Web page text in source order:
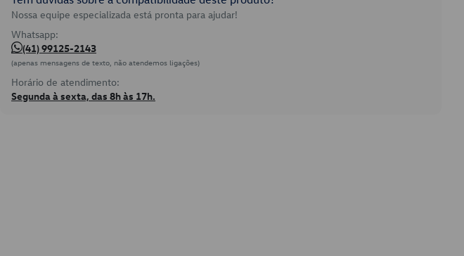
Nossa equipe especializada está pronta para ajudar!
Whatsapp:
(41) 99125-2143
(apenas mensagens de texto, não atendemos ligações)
Horário de atendimento:
Segunda à sexta, das 8h às 17h.